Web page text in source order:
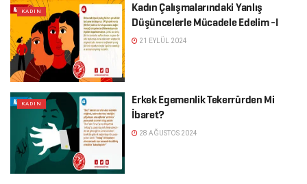
KADIN
Kadın Çalışmalarındaki Yanlış
Düşüncelerle Mücadele Edelim -I
21 EYLÜL 2024
KADIN
Erkek Egemenlik Tekerrürden Mi
İbaret?
28 AĞUSTOS 2024